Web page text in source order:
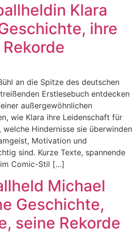
Klara
ihre
an die Spitze des deutschen
Erstlesebuch entdecken
außergewöhnlichen
wie Klara ihre Leidenschaft für
Hindernisse sie überwinden
Motivation und
sind. Kurze Texte, spannende
Comic-Stil […]
Michael
Geschichte,
seine Rekorde